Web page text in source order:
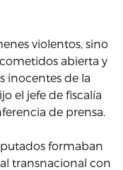
violentos, sino
abierta y
inocentes de la
el jefe de fiscalía
de prensa.
formaban
transnacional con